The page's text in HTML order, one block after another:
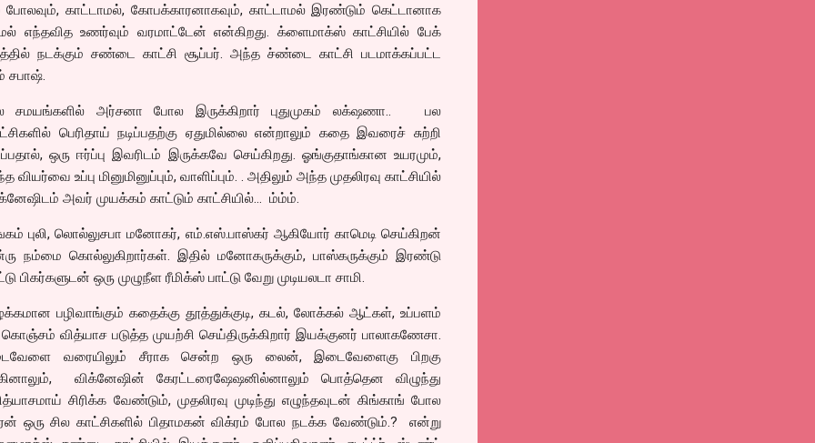
போலவும், காட்டாமல், கோபக்காரனாகவும், காட்டாமல் இரண்டும் கெட்டானாக
எந்தவித உணர்வும் வரமாட்டேன் என்கிறது. க்ளைமாக்ஸ் காட்சியில் பேக்
நடக்கும் சண்டை காட்சி சூப்பர். அந்த ச்ண்டை காட்சி படமாக்கப்பட்ட
சபாஷ்.
சமயங்களில் அர்சனா போல இருக்கிறார் புதுமுகம் லக்‌ஷணா.. பல
பெரிதாய் நடிப்பதற்கு ஏதுமில்லை என்றாலும் கதை இவரைச் சுற்றி
ஒரு ஈர்ப்பு இவரிடம் இருக்கவே செய்கிறது. ஓங்குதாங்கான உயரமும்,
வியர்வை உப்பு மினுமினுப்பும், வாளிப்பும். . அதிலும் அந்த முதலிரவு காட்சியில்
அவர் முயக்கம் காட்டும் காட்சியில்… ம்ம்ம்.
புலி, லொல்லுசபா மனோகர், எம்.எஸ்.பாஸ்கர் ஆகியோர் காமெடி செய்கிறன்
நம்மை கொல்லுகிறார்கள். இதில் மனோகருக்கும், பாஸ்கருக்கும் இரண்டு
பிகர்களுடன் ஒரு முழுநீள ரீமிக்ஸ் பாட்டு வேறு முடியலடா சாமி.
பழிவாங்கும் கதைக்கு தூத்துக்குடி, கடல், லோக்கல் ஆட்கள், உப்பளம்
வித்யாச படுத்த முயற்சி செய்திருக்கிறார் இயக்குனர் பாலாகணேசா.
வரையிலும் சீராக சென்ற ஒரு லைன், இடைவேளைகு பிறகு
விக்னேஷின் கேரட்டரைஷேஷனில்னாலும் பொத்தென விழுந்து
சிரிக்க வேண்டும், முதலிரவு முடிந்து எழுந்தவுடன் கிங்காங் போல
ஒரு சில காட்சிகளில் பிதாமகன் விக்ரம் போல நடக்க வேண்டும்.? என்று